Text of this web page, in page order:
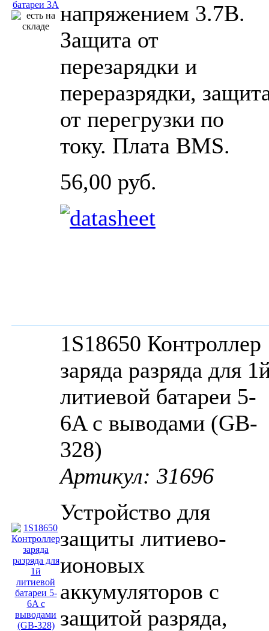
напряжением 3.7В.
Защита от
перезарядки и
переразрядки,
от перегрузки по
току. Плата BMS.
56,00 руб.
1S18650 Контроллер
заряда разряда для
литиевой батареи 5-
6A c выводами (GB-
328)
Артикул: 31696
Устройство для
защиты литиево-
ионовых
аккумуляторов с
защитой разряда,